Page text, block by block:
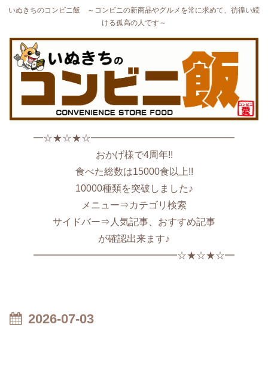
いぬきちのコンビニ飯 ～コンビニの新商品やグルメを常に求めて、彷徨い続
ける孤高の人です～
━☆★☆★☆━━━━━━━━━━━━━━━
おかげ様で4周年!!
食べた総数は15000食以上!!
10000種類を突破しました♪
メニュー⇒カテゴリ検索
サイドバー⇒人気記事、おすすめ記事
が確認出来ます♪
━━━━━━━━━━━━━━━☆★☆★☆━
2026-07-03